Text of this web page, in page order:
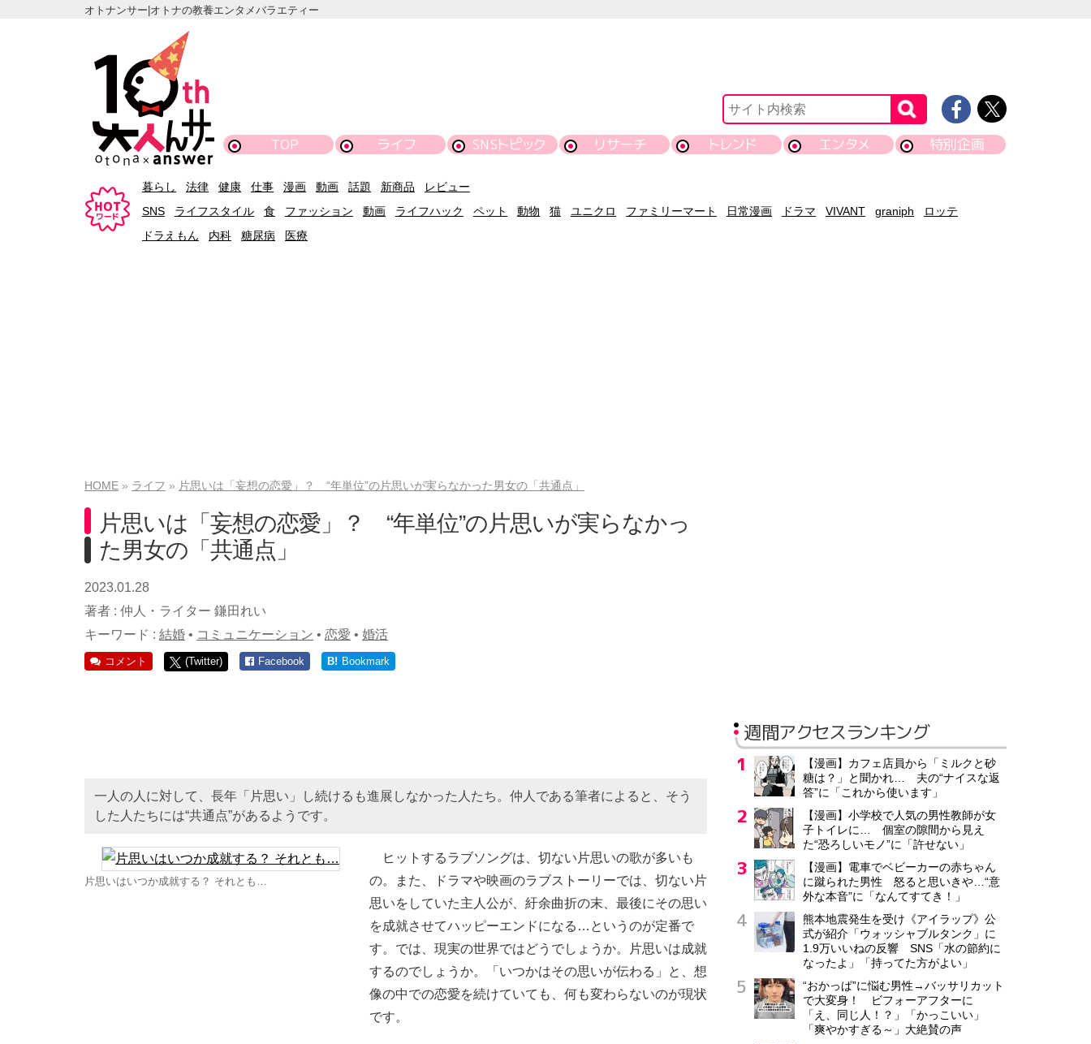
オトナンサー|オトナの教養エンタメバラエティー
TOP ライフ SNSトピック リサーチ トレンド エンタメ 特別企画
暮らし 法律 健康 仕事 漫画 動画 話題 新商品
レビュー
SNS
ライフスタイル 食 ファッション 動画 ライフハック ペット 動物 猫 ユニクロ ファミリーマート 日常漫画 ドラマ VIVANT graniph
ロッテ
ドラえもん
内科 糖尿病 医療
HOME ライフ 片思いは「妄想の恋愛」？ “年単位”の片思いが実らなかった男女の「共通点」
片思いは「妄想の恋愛」？ “年単位”の片思いが実らなかっ
た男女の「共通点」
2023.01.28
著者 : 仲人・ライター 鎌田れい
キーワード : 結婚 • コミュニケーション • 恋愛 • 婚活
コメント (Twitter) Facebook B! Bookmark
一人の人に対して、長年「片思い」し続けるも進展しなかった人たち。仲人である筆者によると、そう
した人たちには“共通点”があるようです。
片思いはいつか成就する？ それとも…
ヒットするラブソングは、切ない片思いの歌が多いも
の。また、ドラマや映画のラブストーリーでは、切ない片
思いをしていた主人公が、紆余曲折の末、最後にその思い
を成就させてハッピーエンドになる…というのが定番で
す。では、現実の世界ではどうでしょうか。片思いは成就
するのでしょうか。「いつかはその思いが伝わる」と、想
像の中での恋愛を続けていても、何も変わらないのが現状
です。
週間アクセスランキング
【漫画】カフェ店員から「ミルクと砂
糖は？」と聞かれ… 夫の“ナイスな返
答”に「これから使います」
【漫画】小学校で人気の男性教師が女
子トイレに… 個室の隙間から見え
た“恐ろしいモノ”に「許せない」
【漫画】電車でベビーカーの赤ちゃん
に蹴られた男性 怒ると思いきや…“意
外な本音”に「なんてすてき！」
熊本地震発生を受け《アイラップ》公
式が紹介「ウォッシャブルタンク」に
1.9万いいねの反響 SNS「水の節約に
なったよ」「持ってた方がよい」
“おかっぱ”に悩む男性→バッサリカット
で大変身！ ビフォーアフターに
「え、同じ人！？」「かっこいい」
「爽やかすぎる～」大絶賛の声